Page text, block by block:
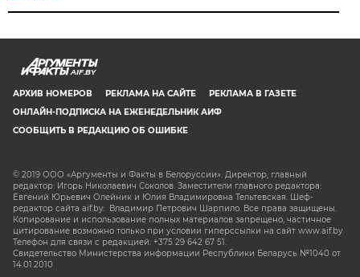
AIF.BY
АРХИВ НОМЕРОВ РЕКЛАМА НА САЙТЕ
РЕКЛАМА В ГАЗЕТЕ
ОНЛАЙН-ПОДПИСКА НА ЕЖЕНЕДЕЛЬНИК АИФ
СООБЩИТЬ В РЕДАКЦИЮ ОБ ОШИБКЕ
© 2019 ООО «Аргументы и Факты в Белоруссии». Директор, главный
редактор: Игорь Николаевич Соколов. Заместители главного редактора:
Евгений Юрьевич Олейник и Юлия Владимировна Тельтевская. Шеф-
редактор сайта aif.by: Владимир Петрович Шарпило. Все права защищены.
Копирование и использование полных материалов запрещено, частичное
цитирование возможно только при условии гиперссылки на сайт www.aif.by.
Телефон для связи с редакцией: +375 29 642 67 51.
Свидетельство Министерства информации Республики Беларусь №1040 от
14.01.2010